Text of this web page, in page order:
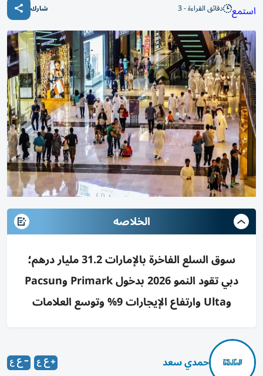
استمع دقائق القراءة - 3 شارك
الخلاصه
سوق السلع الفاخرة بالإمارات 31.2 مليار درهم؛
دبي تقود النمو 2026 بدخول Primark وPacsun
وUlta وارتفاع الإيجارات 9% وتوسع العلامات
حمدي سعد